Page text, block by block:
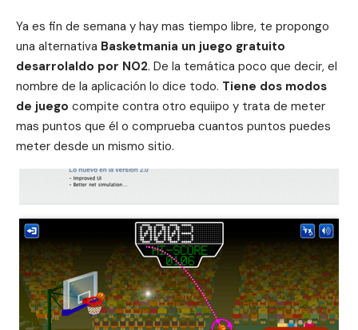
Ya es fin de semana y hay mas tiempo libre, te propongo
una alternativa Basketmania un juego gratuito
desarrolaldo por NO2. De la temática poco que decir, el
nombre de la aplicación lo dice todo. Tiene dos modos
de juego compite contra otro equiipo y trata de meter
mas puntos que él o comprueba cuantos puntos puedes
meter desde un mismo sitio.